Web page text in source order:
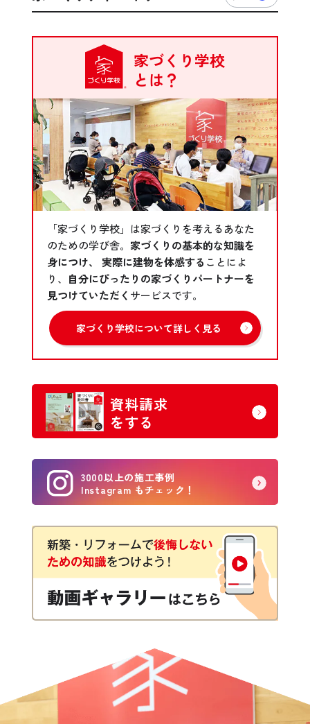
家づくり学校
とは？
「家づくり学校」は家づくりを考えるあなた
のための学び舎。 家づくりの基本的な知識を
身につけ、 実際に建物を体感する ことによ
り、 自分にぴったりの家づくりパートナーを
見つけていただく サービスです。
家づくり学校について詳しく見る
資料請求
をする
3000以上の施工事例
Instagram もチェック！